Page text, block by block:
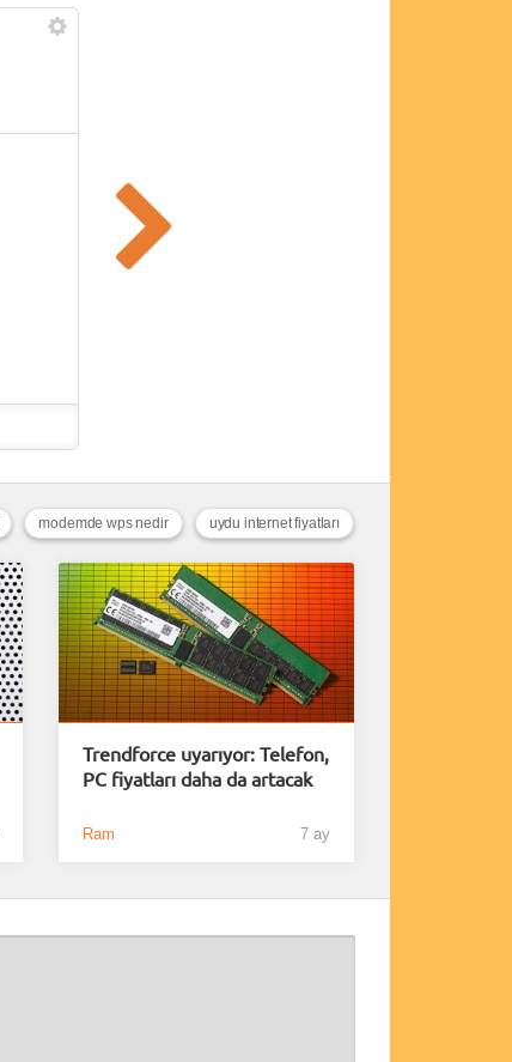
uydu internet fiyatları
modemde wps nedir
Trendforce uyarıyor: Telefon,
PC fiyatları daha da artacak
Ram 7 ay